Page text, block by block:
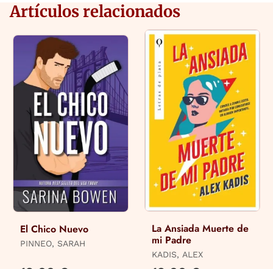
Artículos relacionados
El Chico Nuevo
PINNEO, SARAH
La Ansiada Muerte de
mi Padre
KADIS, ALEX